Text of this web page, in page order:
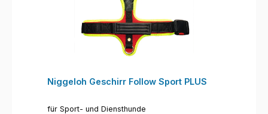
Niggeloh Geschirr Follow Sport PLUS
für Sport- und Diensthunde